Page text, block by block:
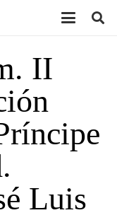
II
Luis